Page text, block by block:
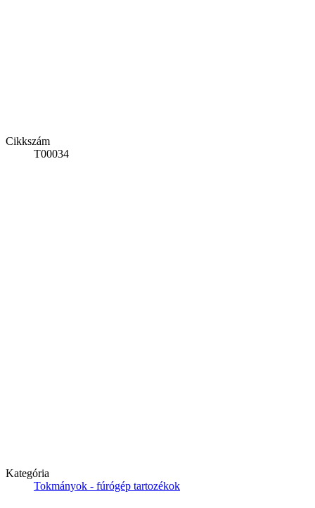
Cikkszám
T00034
Kategória
Tokmányok - fúrógép tartozékok